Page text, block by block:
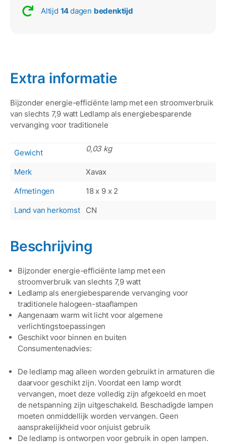
Altijd 14dagen bedenktijd
Extra informatie
Bijzonder energie-efficiënte lamp met een stroomverbruik
van slechts 7,9 watt Ledlamp als energiebesparende
vervanging voor traditionele
Gewicht 0,03 kg
Merk
Xavax
Afmetingen
18 x 9 x 2
Land van herkomst
CN
Beschrijving
Bijzonder energie-efficiënte lamp met een
stroomverbruik van slechts 7,9 watt
Ledlamp als energiebesparende vervanging voor
traditionele halogeen-staaflampen
Aangenaam warm wit licht voor algemene
verlichtingstoepassingen
Geschikt voor binnen en buiten
Consumentenadvies:
De ledlamp mag alleen worden gebruikt in armaturen die
daarvoor geschikt zijn. Voordat een lamp wordt
vervangen, moet deze volledig zijn afgekoeld en moet
de netspanning zijn uitgeschakeld. Beschadigde lampen
moeten onmiddellijk worden vervangen. Geen
aansprakelijkheid voor onjuist gebruik
De ledlamp is ontworpen voor gebruik in open lampen.